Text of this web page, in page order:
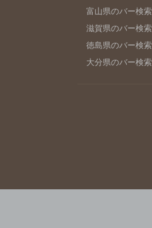
富山県のバー検索
滋賀県のバー検索
徳島県のバー検索
大分県のバー検索